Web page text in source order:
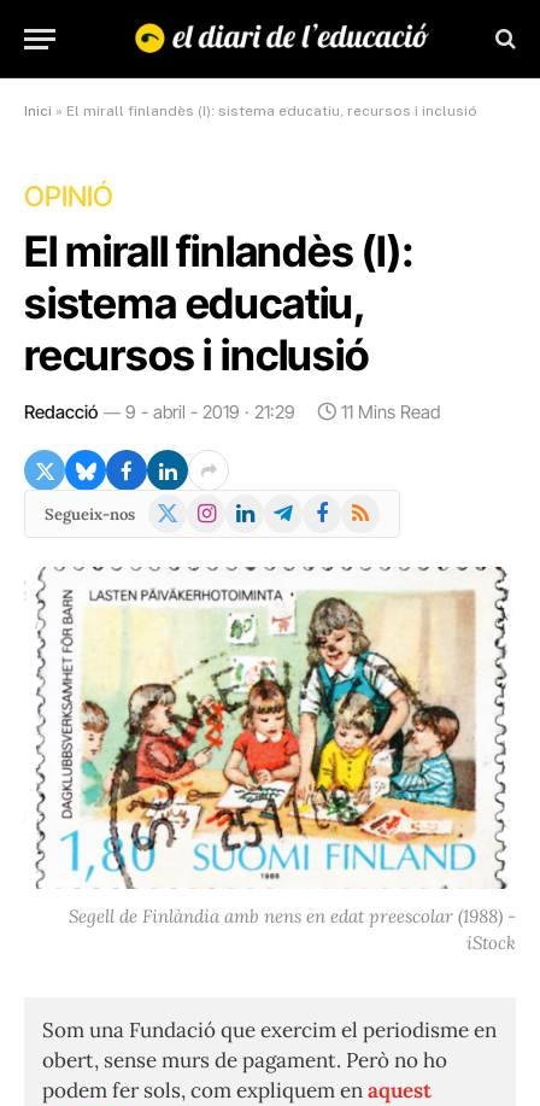
Inici » El mirall finlandès (I): sistema educatiu, recursos i inclusió
OPINIÓ
El mirall finlandès (I):
sistema educatiu,
recursos i inclusió
Redacció 9 - abril - 2019 · 21:29 11 Mins Read
Segueix-nos
X
Instagram
LinkedInTelegramFacebook
RSS
Segell de Finlàndia amb nens en edat preescolar (1988) -
iStock
Som una Fundació que exercim el periodisme en
obert, sense murs de pagament. Però no ho
podem fer sols, com expliquem enaquest